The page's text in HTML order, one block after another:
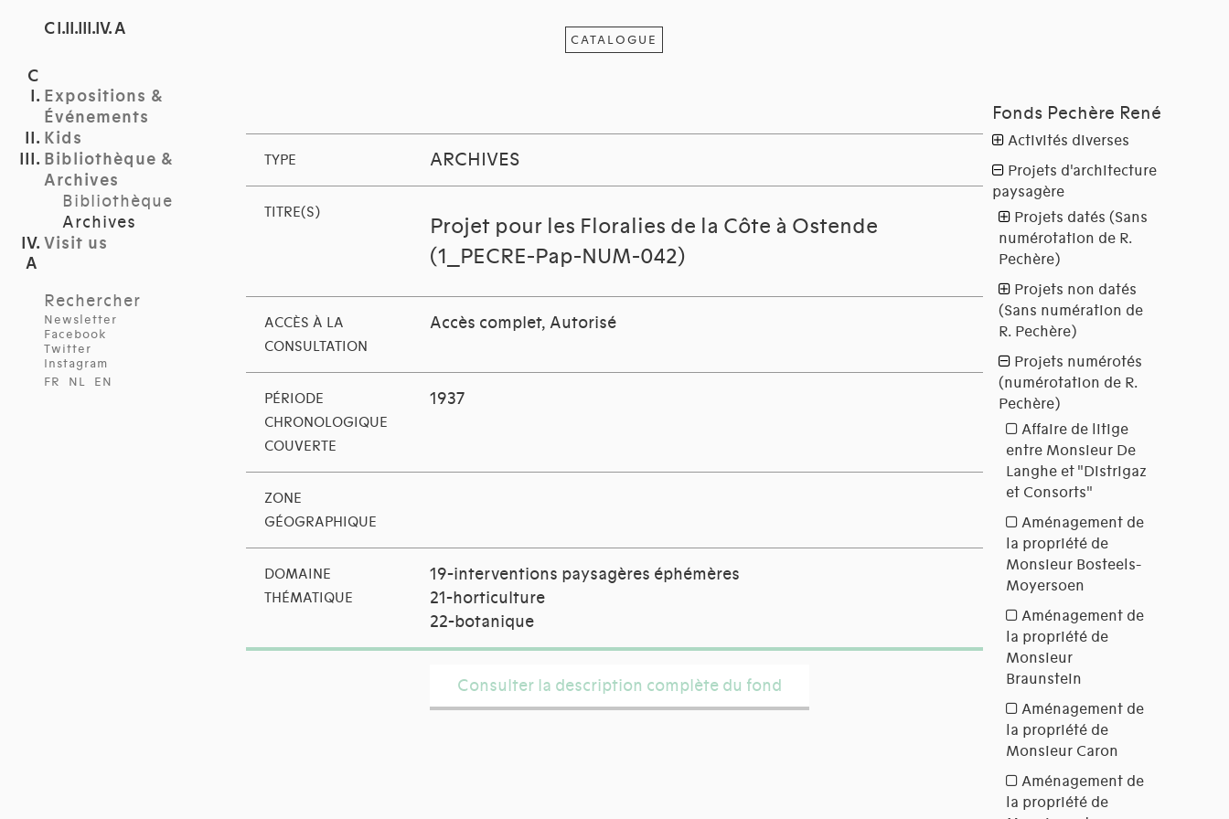
C I.II.III.IV. A
Expositions &
Événements
Kids
Bibliothèque &
Archives
Bibliothèque
Archives
Visit us
Rechercher
Newsletter
Facebook
Twitter
Instagram
FR
NL EN
CATALOGUE
TYPE ARCHIVES
TITRE(S)
Projet pour les Floralies de la Côte à Ostende
(1_PECRE-Pap-NUM-042)
ACCÈS À LA
CONSULTATION
Accès complet, Autorisé
PÉRIODE
CHRONOLOGIQUE
COUVERTE
1937
ZONE
GÉOGRAPHIQUE
DOMAINE
THÉMATIQUE
19-interventions paysagères éphémères
21-horticulture
22-botanique
Consulter la description complète du fond